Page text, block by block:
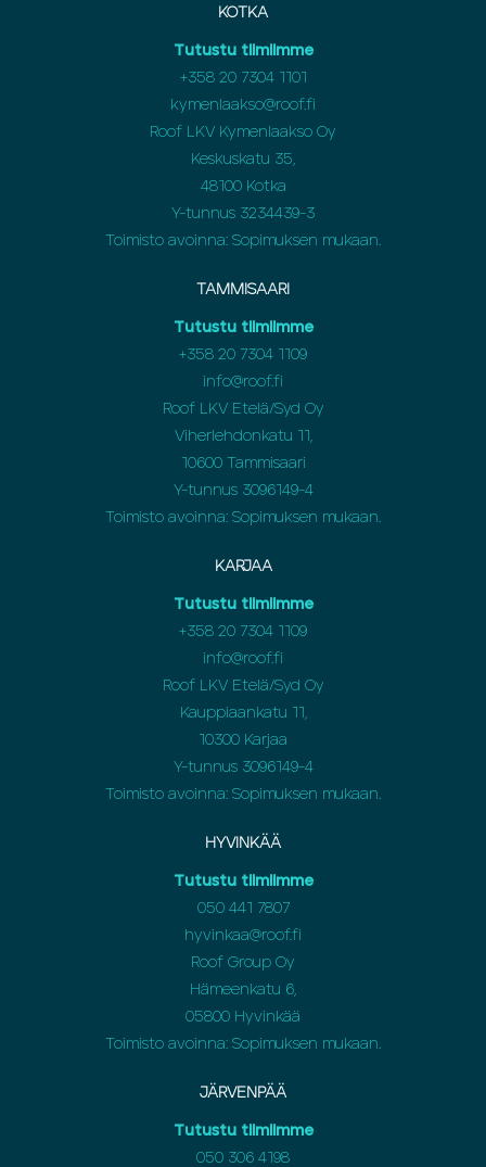
KOTKA
Tutustu tiimiimme
+358 20 7304 1101
kymenlaakso@roof.fi
Roof LKV Kymenlaakso Oy
Keskuskatu 35,
48100 Kotka
Y-tunnus 3234439-3
Toimisto avoinna: Sopimuksen mukaan.
TAMMISAARI
Tutustu tiimiimme
+358 20 7304 1109
info@roof.fi
Roof LKV Etelä/Syd Oy
Viherlehdonkatu 11,
10600 Tammisaari
Y-tunnus 3096149-4
Toimisto avoinna: Sopimuksen mukaan.
KARJAA
Tutustu tiimiimme
+358 20 7304 1109
info@roof.fi
Roof LKV Etelä/Syd Oy
Kauppiaankatu 11,
10300 Karjaa
Y-tunnus 3096149-4
Toimisto avoinna: Sopimuksen mukaan.
HYVINKÄÄ
Tutustu tiimiimme
050 441 7807
hyvinkaa@roof.fi
Roof Group Oy
Hämeenkatu 6,
05800 Hyvinkää
Toimisto avoinna: Sopimuksen mukaan.
JÄRVENPÄÄ
Tutustu tiimiimme
050 306 4198